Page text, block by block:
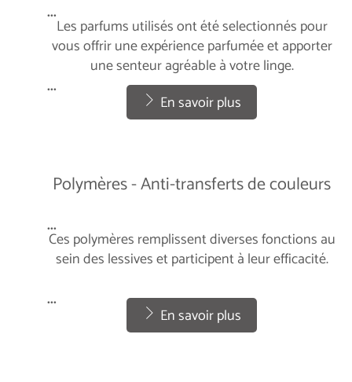
...
Les parfums utilisés ont été selectionnés pour
vous offrir une expérience parfumée et apporter
une senteur agréable à votre linge.
...
En savoir plus
Polymères - Anti-transferts de couleurs
...
Ces polymères remplissent diverses fonctions au
sein des lessives et participent à leur efficacité.
...
En savoir plus